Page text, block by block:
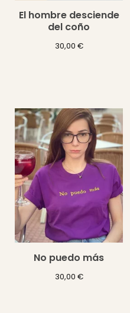
El hombre desciende
del coño
30,00 €
No puedo más
30,00 €